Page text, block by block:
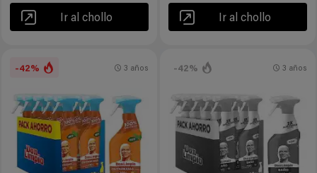
Ir al chollo Ir al chollo
-42% 3 años -42% 3 años